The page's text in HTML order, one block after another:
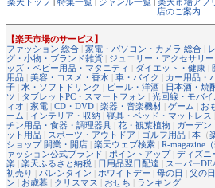
店のご案内
【楽天市場のサービス】
ファッション 総合 | 家電・パソコン・カメラ 総合 |
グ・小物・ブランド雑貨 | ジュエリー・アクセサリー
ッズ・ベビー用品・マタニティ | ダイエット・健康 |
用品 | 美容・コスメ・香水 | 車・バイク | カー用品・
子 | 水・ソフトドリンク | ビール・洋酒 | 日本酒・焼
ツ | タブレットPC・スマートフォン | 光回線・モバ
ィオ | 家電 | CD・DVD | 楽器・音楽機材 | ゲーム | お
ーム | インテリア・収納 | 寝具・ベッド・マットレス
チン用品・食器・調理器具 | 花・観葉植物 | ガーデン
ット用品 | スポーツ・アウトドア | ゴルフ用品 | 本 （
ショップ 開業・開店 | 楽天ウェブ検索 | R-magazine
ァッション公式ブランド | ポイントアップ| ディズニ
楽 | 楽天ふるさと納税 | 日用品翌日配達 | スーパー
初売り | バレンタイン | ホワイトデー | 母の日 | 父の日
ン | お歳暮 | クリスマス | おせち | ランキング